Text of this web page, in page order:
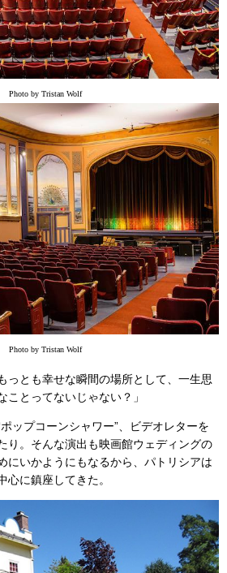
Photo by Tristan Wolf
Photo by Tristan Wolf
っとも幸せな瞬間の場所として、一生思
ことってないじゃない？」
ップコーンシャワー”、ビデオレターを
り。そんな演出も映画館ウェディングの
にいかようにもなるから、パトリシアは
心に鎮座してきた。